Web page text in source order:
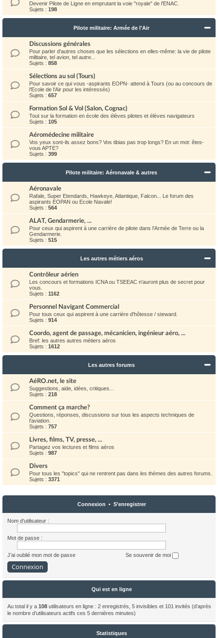
Devenir Pilote de Ligne en emprutant la voie "royale" de l'ENAC.
Sujets : 198
Pilote militaire: Armée de l'Air
Discussions générales
Pour parler d'autres choses que les sélections en elles-même: la vie de pilote
militaire, tel avion, tel autre...
Sujets : 858
Sélections au sol (Tours)
Pour savoir ce qui vous -aspirants EOPN- attend à Tours (ou au concours de
l'Ecole de l'Air pour les intéressés)
Sujets : 657
Formation Sol & Vol (Salon, Cognac)
Tout sur la formation en école des élèves pilotes et élèves navigateurs
Sujets : 105
Aéromédecine militaire
Vos yeux sont-ils assez bons? Vos tibias pas trop longs? En un mot: êtes-
vous APTE?
Sujets : 399
Pilote militaire: Aéronavale & autres
Aéronavale
Rafale, Super Etendards, Hawkeye, Atlantique, Falcon... Le forum des
aspirants EOPAN ou Ecole Navale!
Sujets : 564
ALAT, Gendarmerie, ...
Pour ceux qui aspirent à une carrière de pilote dans l'Armée de Terre ou la
Gendarmerie.
Sujets : 515
Les autres métiers aéros
Contrôleur aérien
Les concours et formations ICNA ou TSEEAC n'auront plus de secret pour
vous.
Sujets : 1162
Personnel Navigant Commercial
Pour tous ceux qui aspirent à une carrière d'hôtesse / steward.
Sujets : 914
Coordo, agent de passage, mécanicien, ingénieur aéro, ...
Bref: les autres autres métiers aéros
Sujets : 1612
Les autres forums
AéRO.net, le site
Suggestions, aide, idées, critiques...
Sujets : 218
Comment ça marche?
Questions, réponses, discussions sur tous les aspects techniques de
l'aviation.
Sujets : 757
Livres, films, TV, presse, ...
Partagez vos lectures et films aéros
Sujets : 987
Divers
Pour tous les "topics" qui ne rentrent pas dans les thèmes des autres forums.
Sujets : 3371
Connexion • S’enregistrer
Nom d’utilisateur :
Mot de passe :
J’ai oublié mon mot de passe Se souvenir de moi
Qui est en ligne
Au total il y a 108 utilisateurs en ligne : 2 enregistrés, 5 invisibles et 101 invités (d’après
le nombre d’utilisateurs actifs ces 5 dernières minutes)
Statistiques